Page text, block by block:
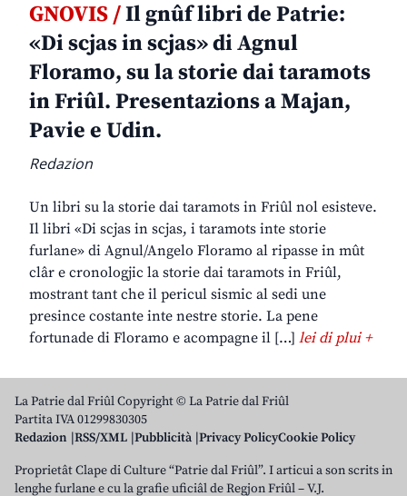
GNOVIS /Il gnûf libri de Patrie:
«Di scjas in scjas» di Agnul
Floramo, su la storie dai taramots
in Friûl. Presentazions a Majan,
Pavie e Udin.
Redazion
Un libri su la storie dai taramots in Friûl nol esisteve.
Il libri «Di scjas in scjas, i taramots inte storie
furlane» di Agnul/Angelo Floramo al ripasse in mût
clâr e cronologjic la storie dai taramots in Friûl,
mostrant tant che il pericul sismic al sedi une
presince costante inte nestre storie. La pene
fortunade di Floramo e acompagne il […] lei di plui +
La Patrie dal Friûl Copyright © La Patrie dal Friûl
Partita IVA 01299830305
Redazion RSS/XML Pubblicità Privacy PolicyCookie Policy
Proprietât Clape di Culture “Patrie dal Friûl”. I articui a son scrits in
lenghe furlane e cu la grafie uficiâl de Regjon Friûl – V.J.